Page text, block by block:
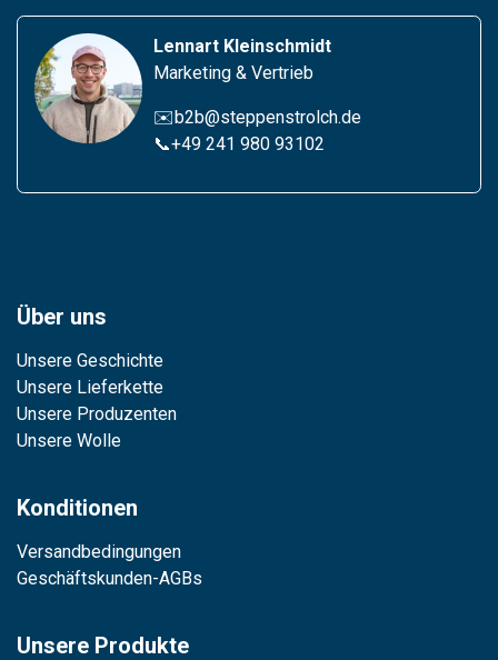
Lennart Kleinschmidt
Marketing & Vertrieb
✉️b2b@steppenstrolch.de
📞+49 241 980 93102
Über uns
Unsere Geschichte
Unsere Lieferkette
Unsere Produzenten
Unsere Wolle
Konditionen
Versandbedingungen
Geschäftskunden-AGBs
Unsere Produkte